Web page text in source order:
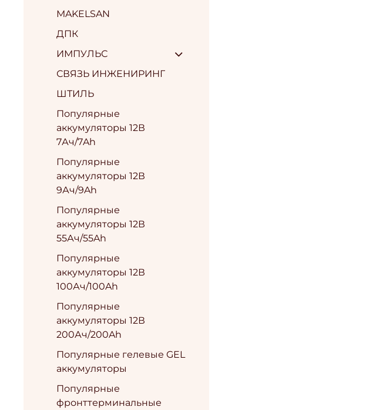
MAKELSAN
ДПК
ИМПУЛЬС
СВЯЗЬ ИНЖЕНИРИНГ
ШТИЛЬ
Популярные
аккумуляторы 12В
7Ач/7Ah
Популярные
аккумуляторы 12В
9Ач/9Ah
Популярные
аккумуляторы 12В
55Ач/55Ah
Популярные
аккумуляторы 12В
100Ач/100Ah
Популярные
аккумуляторы 12В
200Ач/200Ah
Популярные гелевые GEL
аккумуляторы
Популярные
фронттерминальные